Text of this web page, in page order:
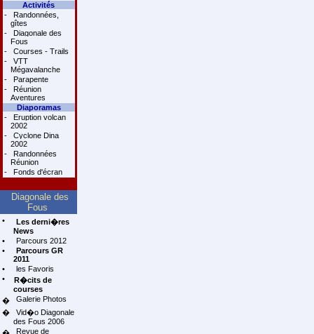
Activités
-
Randonnées,
gîtes
-
Diagonale des
Fous
-
Courses - Trails
-
VTT
Mégavalanche
-
Parapente
-
Réunion
Aventures
Diaporamas
-
Eruption volcan
2002
-
Cyclone Dina
2002
-
Randonnées
Réunion
-
Fonds d'écran
Diagonale des
Fous
•
Les derni�res
News
•
Parcours 2012
•
Parcours GR
2011
•
les Favoris
•
R�cits de
courses
�
Galerie Photos
�
Vid�o Diagonale
des Fous 2006
Revue de